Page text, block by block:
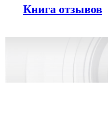
Книга отзывов